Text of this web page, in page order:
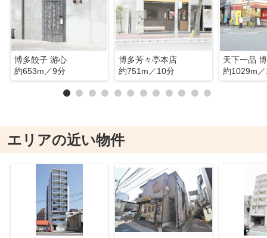
博多餃子 游心
約653m／9分
博多芳々亭本店
約751m／10分
天下一品
約1029m
エリアの近い物件